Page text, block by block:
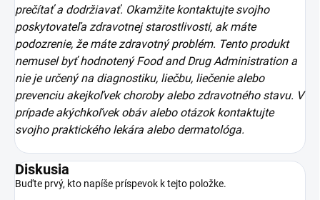
prečítať a dodržiavať. Okamžite kontaktujte svojho
poskytovateľa zdravotnej starostlivosti, ak máte
podozrenie, že máte zdravotný problém. Tento produkt
nemusel byť hodnotený Food and Drug Administration a
nie je určený na diagnostiku, liečbu, liečenie alebo
prevenciu akejkoľvek choroby alebo zdravotného stavu. V
prípade akýchkoľvek obáv alebo otázok kontaktujte
svojho praktického lekára alebo dermatológa.
Diskusia
Buďte prvý, kto napíše príspevok k tejto položke.